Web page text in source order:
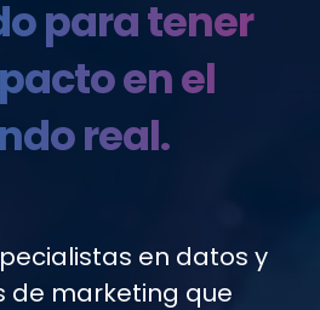
para tener
en el
real.
en datos y
de marketing que